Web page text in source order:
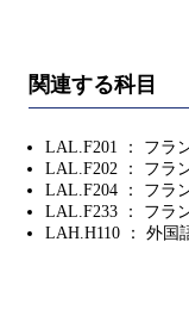
関連する科目
LAL.F201 ： フラ
LAL.F202 ： フラ
LAL.F204 ： フラ
LAL.F233 ： フラ
LAH.H110 ： 外国